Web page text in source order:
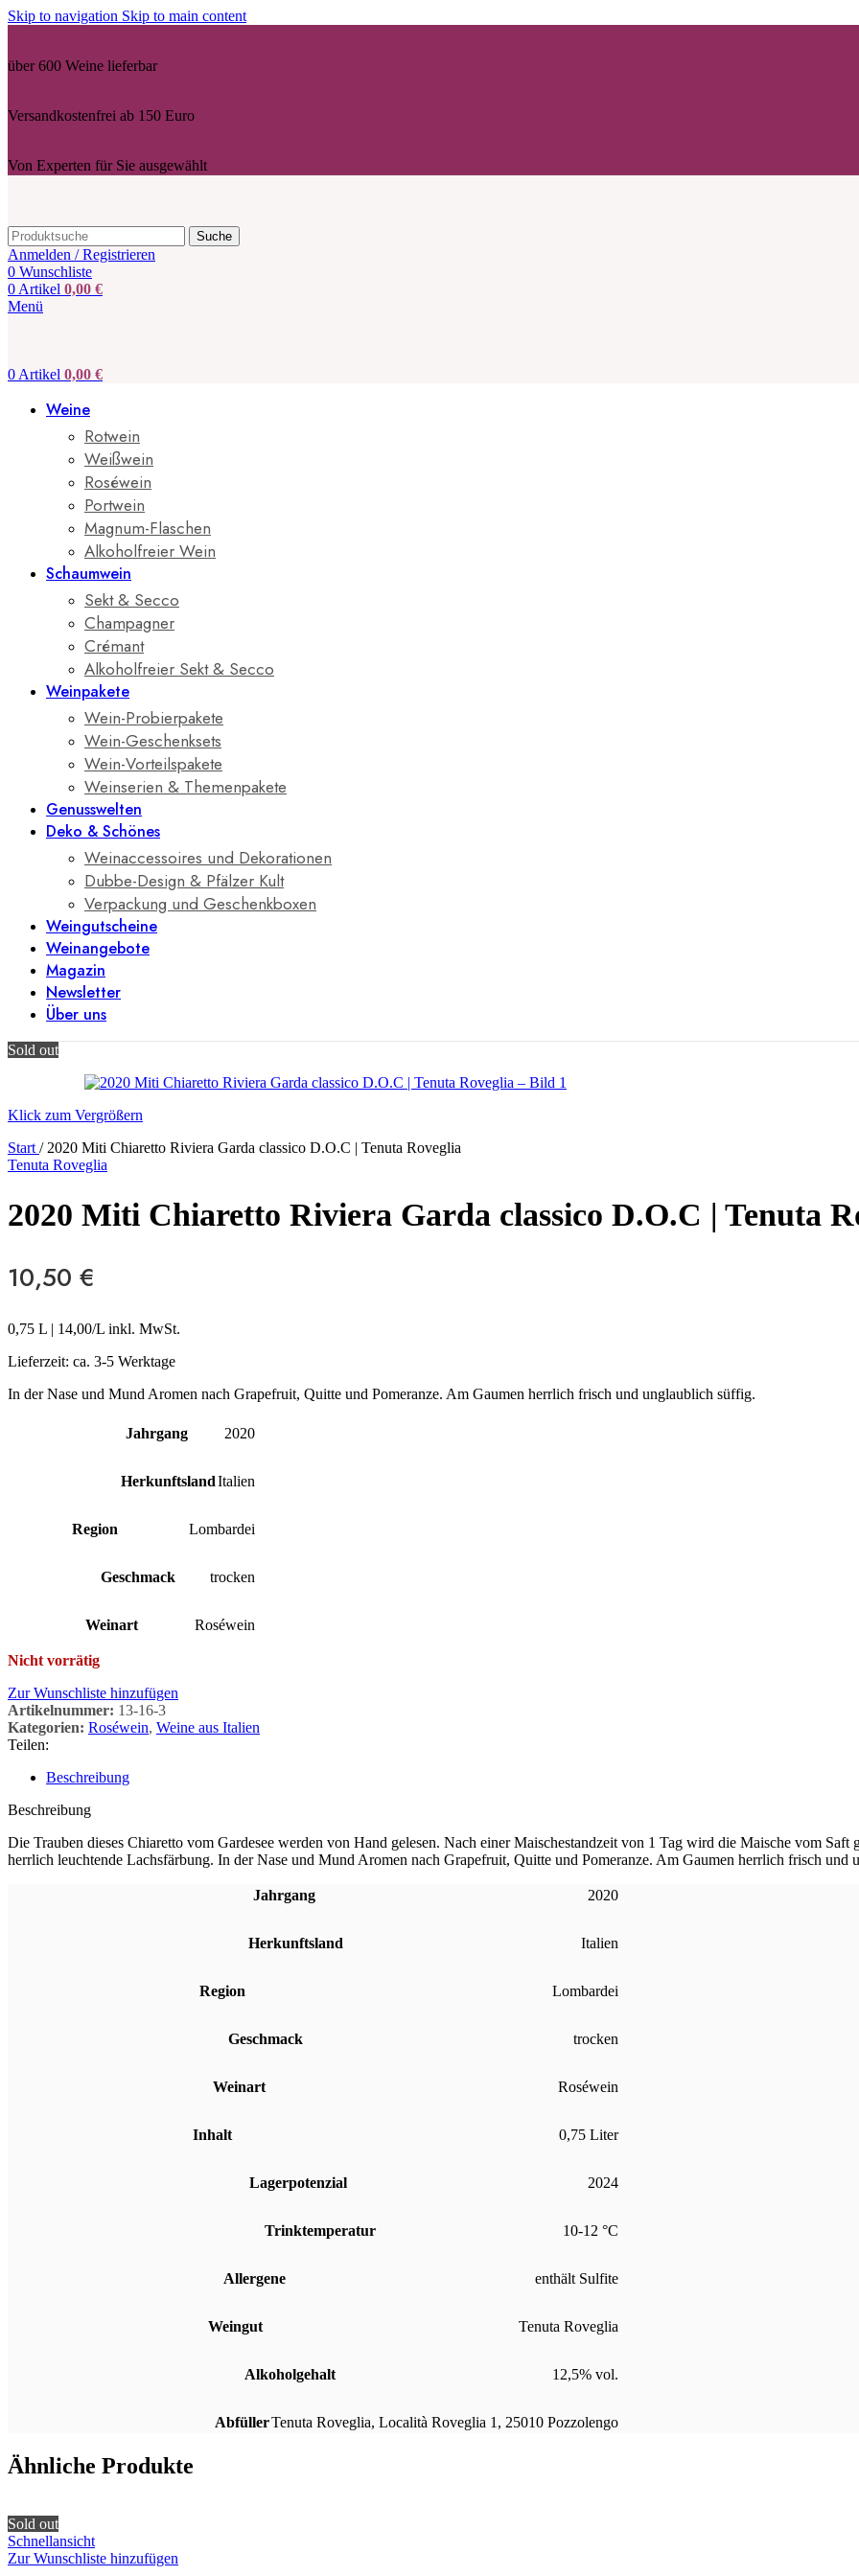
Skip to navigation Skip to main content
über 600 Weine lieferbar
Versandkostenfrei ab 150 Euro
Von Experten für Sie ausgewählt
Suche
Anmelden / Registrieren
0 Wunschliste
0 Artikel 0,00 €
Menü
0 Artikel 0,00 €
Weine
Rotwein
Weißwein
Roséwein
Portwein
Magnum-Flaschen
Alkoholfreier Wein
Schaumwein
Sekt & Secco
Champagner
Crémant
Alkoholfreier Sekt & Secco
Weinpakete
Wein-Probierpakete
Wein-Geschenksets
Wein-Vorteilspakete
Weinserien & Themenpakete
Genusswelten
Deko & Schönes
Weinaccessoires und Dekorationen
Dubbe-Design & Pfälzer Kult
Verpackung und Geschenkboxen
Weingutscheine
Weinangebote
Magazin
Newsletter
Über uns
Sold out
Klick zum Vergrößern
Start / 2020 Miti Chiaretto Riviera Garda classico D.O.C | Tenuta Roveglia
Tenuta Roveglia
2020 Miti Chiaretto Riviera Garda classico D.O.C | Tenuta
10,50 €
0,75 L | 14,00/L inkl. MwSt.
Lieferzeit: ca. 3-5 Werktage
In der Nase und Mund Aromen nach Grapefruit, Quitte und Pomeranze. Am Gaumen herrlich frisch und unglaublich süffig.
Jahrgang 2020
HerkunftslandItalien
Region Lombardei
Geschmack trocken
Weinart Roséwein
Nicht vorrätig
Zur Wunschliste hinzufügen
Artikelnummer: 13-16-3
Kategorien: Roséwein, Weine aus Italien
Teilen:
Beschreibung
Beschreibung
Die Trauben dieses Chiaretto vom Gardesee werden von Hand gelesen. Nach einer Maischestandzeit von 1 Tag wird die Maische vom
herrlich leuchtende Lachsfärbung. In der Nase und Mund Aromen nach Grapefruit, Quitte und Pomeranze. Am Gaumen herrlich frisch und
Jahrgang 2020
Herkunftsland Italien
Region Lombardei
Geschmack trocken
Weinart Roséwein
Inhalt 0,75 Liter
Lagerpotenzial 2024
Trinktemperatur 10-12 °C
Allergene enthält Sulfite
Weingut Tenuta Roveglia
Alkoholgehalt 12,5% vol.
AbfüllerTenuta Roveglia, Località Roveglia 1, 25010 Pozzolengo
Ähnliche Produkte
Sold out
Schnellansicht
Zur Wunschliste hinzufügen